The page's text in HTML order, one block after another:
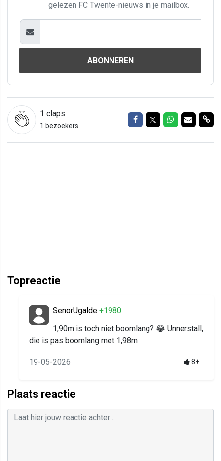
gelezen FC Twente-nieuws in je mailbox.
ABONNEREN
1 claps
1 bezoekers
Delen op Facebook
Delen op Twitter
Delen op
Delen
Topreactie
SenorUgalde +1980
1,90m is toch niet boomlang? 😂 Unnerstall,
die is pas boomlang met 1,98m
19-05-2026 8+
Plaats reactie